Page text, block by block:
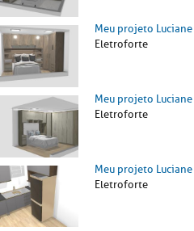
Meu projeto Luciane
Eletroforte
Meu projeto Luciane
Eletroforte
Meu projeto Luciane
Eletroforte